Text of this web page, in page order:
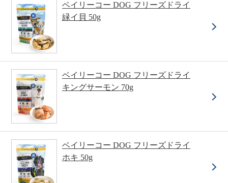
ベイリーコー DOG フリーズドライ
緑イ貝 50g
ベイリーコー DOG フリーズドライ
キングサーモン 70g
ベイリーコー DOG フリーズドライ
ホキ 50g